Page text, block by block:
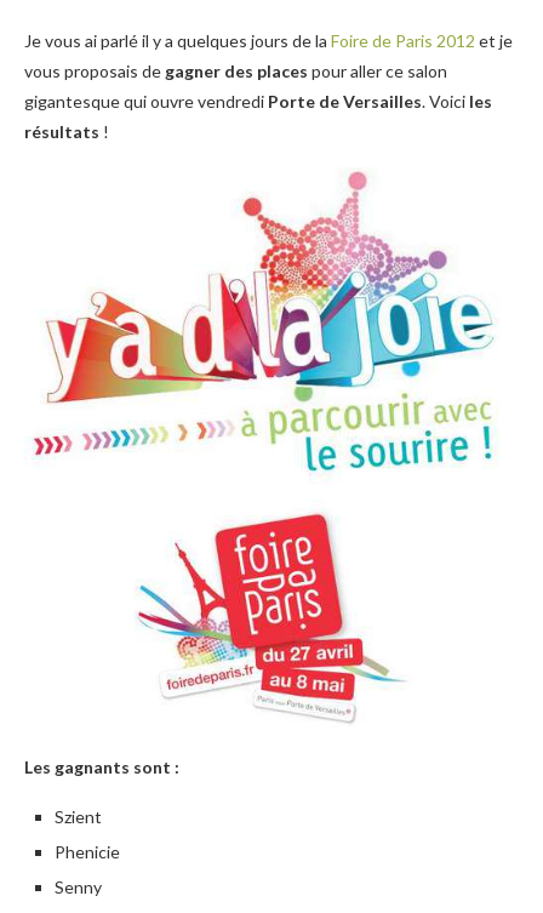
Je vous ai parlé il y a quelques jours de la Foire de Paris 2012 et je
vous proposais de gagner des places pour aller ce salon
gigantesque qui ouvre vendredi Porte de Versailles. Voici les
résultats !
Les gagnants sont :
Szient
Phenicie
Senny